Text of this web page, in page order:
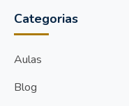
Categorias
Aulas
Blog